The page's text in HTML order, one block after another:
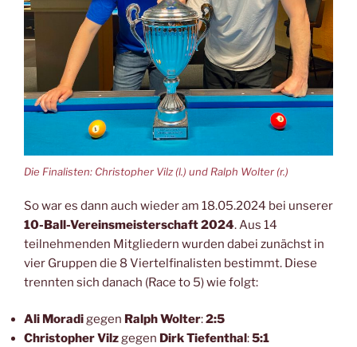
Die Finalisten: Christopher Vilz (l.) und Ralph Wolter (r.)
So war es dann auch wieder am 18.05.2024 bei unserer
10-Ball-Vereinsmeisterschaft 2024. Aus 14
teilnehmenden Mitgliedern wurden dabei zunächst in
vier Gruppen die 8 Viertelfinalisten bestimmt. Diese
trennten sich danach (Race to 5) wie folgt:
Ali Moradigegen Ralph Wolter:2:5
Christopher Vilzgegen Dirk Tiefenthal:5:1